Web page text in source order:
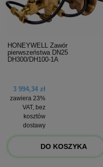
HONEYWELL Zawór
pierwszeństwa DN25
DH300/DH100-1A
3 994,34 zł
zawiera 23%
VAT, bez
kosztów
dostawy
DO KOSZYKA